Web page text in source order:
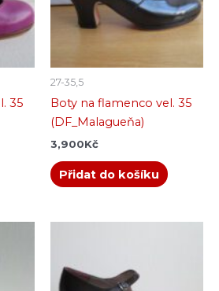
35
27-35,5
Boty na flamenco vel. 35
(DF_Malagueňa)
3,900Kč
Přidat do košíku